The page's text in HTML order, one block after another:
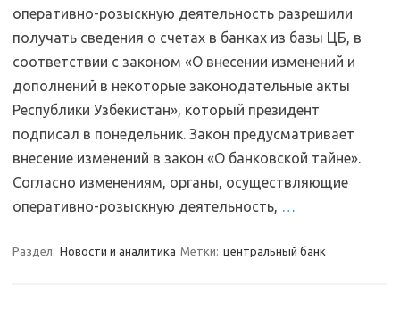
оперативно-розыскную деятельность разрешили
получать сведения о счетах в банках из базы ЦБ, в
соответствии с законом «О внесении изменений и
дополнений в некоторые законодательные акты
Республики Узбекистан», который президент
подписал в понедельник. Закон предусматривает
внесение изменений в закон «О банковской тайне».
Согласно изменениям, органы, осуществляющие
оперативно-розыскную деятельность, …
Раздел: Новости и аналитика Метки: центральный банк